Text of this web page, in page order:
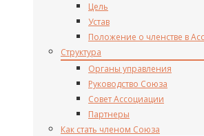
Цель
Устав
Положение о членстве в
Структура
Органы управления
Руководство Союза
Совет Ассоциации
Партнеры
Как стать членом Союза